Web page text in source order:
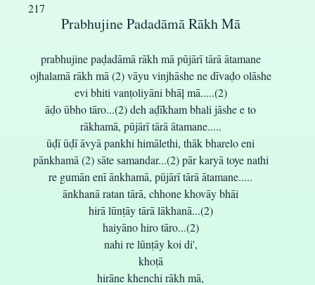
Prabhujine Padadāmā Rākh Mā
prabhujine paḍadāmā rākh mā pūjārī tārā ātamane
ojhalamā rākh mā (2) vāyu vinjhāshe ne dīvaḍo olāshe
evi bhiti vanṭoliyāni bhāļ mā.....(2)
āḍo ūbho tāro...(2) deh aḍīkham bhali jāshe e to
rākhamā, pūjārī tārā ātamane.....
ūḍī ūḍī āvyā pankhi himālethi, thāk bharelo eni
pānkhamā (2) sāte samandar...(2) pār karyā toye nathi
re gumān enī ānkhamā, pūjārī tārā ātamane.....
ānkhanā ratan tārā, chhone khovāy bhāi
hirā lūnṭāy tārā lākhanā...(2)
haiyāno hiro tāro...(2)
nahi re lūnṭāy koi di',
khoṭā
hirāne khenchi rākh mā,
217